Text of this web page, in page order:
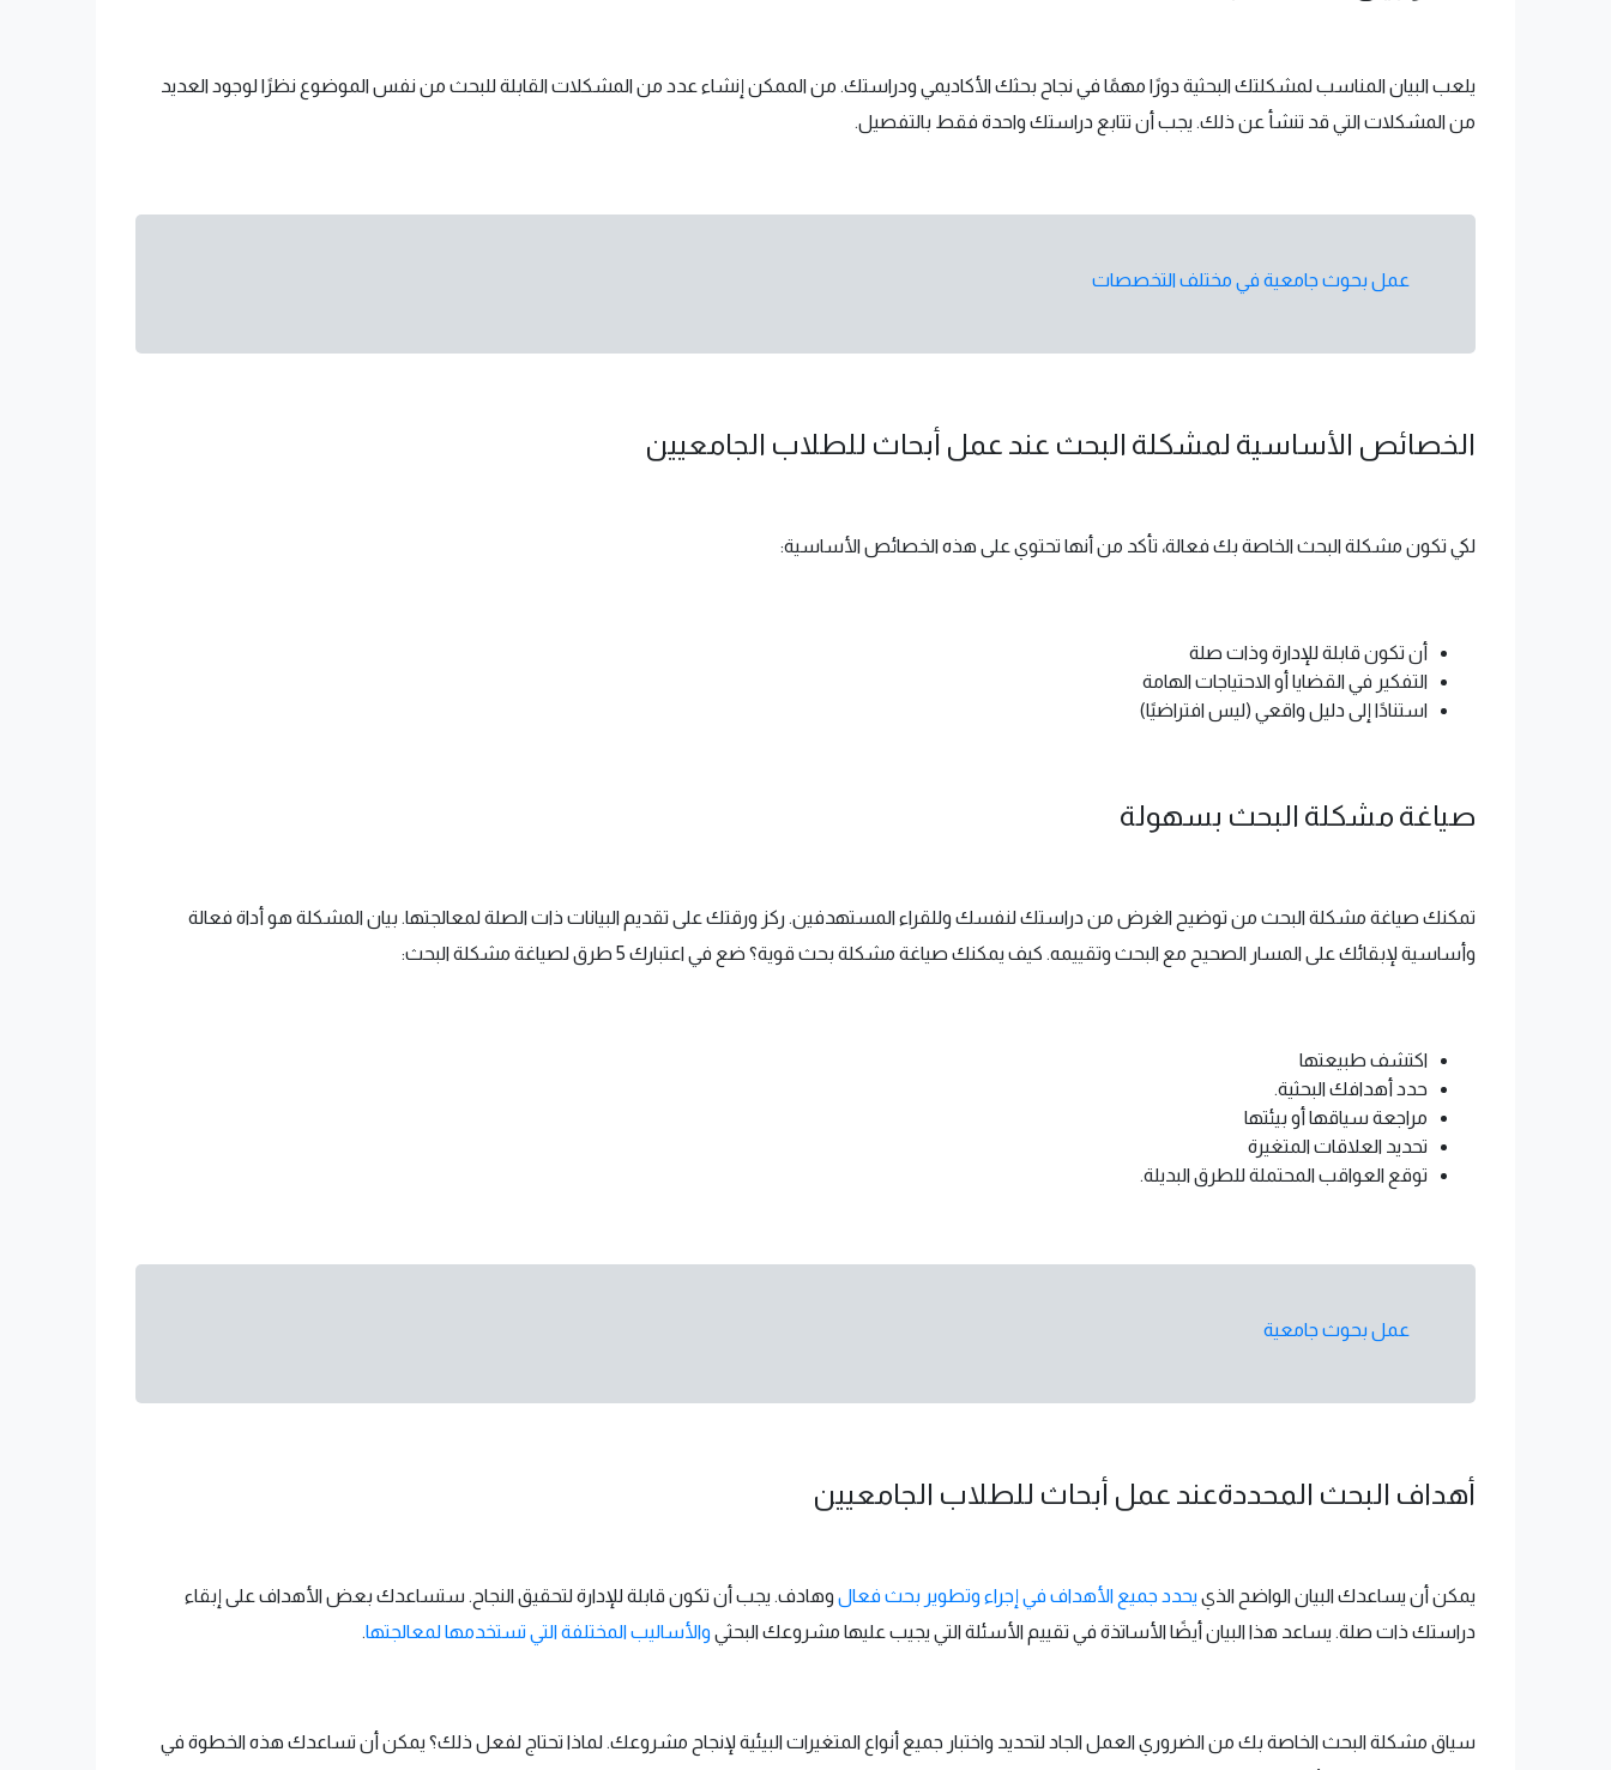
يلعب البيان المناسب لمشكلتك البحثية دورًا مهمًا في نجاح بحثك الأكاديمي ودراستك. من الممكن إنشاء عدد من المشكلات القابلة للبحث من نفس الموضوع نظرًا لوجود العديد
من المشكلات التي قد تنشأ عن ذلك. يجب أن تتابع دراستك واحدة فقط بالتفصيل.
عمل بحوث جامعية في مختلف التخصصات
الخصائص الأساسية لمشكلة البحث عند عمل أبحاث للطلاب الجامعيين
لكي تكون مشكلة البحث الخاصة بك فعالة، تأكد من أنها تحتوي على هذه الخصائص الأساسية:
أن تكون قابلة للإدارة وذات صلة
التفكير في القضايا أو الاحتياجات الهامة
استنادًا إلى دليل واقعي (ليس افتراضيًا)
صياغة مشكلة البحث بسهولة
تمكنك صياغة مشكلة البحث من توضيح الغرض من دراستك لنفسك وللقراء المستهدفين. ركز ورقتك على تقديم البيانات ذات الصلة لمعالجتها. بيان المشكلة هو أداة فعالة
وأساسية لإبقائك على المسار الصحيح مع البحث وتقييمه. كيف يمكنك صياغة مشكلة بحث قوية؟ ضع في اعتبارك 5 طرق لصياغة مشكلة البحث:
اكتشف طبيعتها
حدد أهدافك البحثية.
مراجعة سياقها أو بيئتها
تحديد العلاقات المتغيرة
توقع العواقب المحتملة للطرق البديلة.
عمل بحوث جامعية
أهداف البحث المحددةعند عمل أبحاث للطلاب الجامعيين
يمكن أن يساعدك البيان الواضح الذي يحدد جميع الأهداف في إجراء وتطوير بحث فعال وهادف. يجب أن تكون قابلة للإدارة لتحقيق النجاح. ستساعدك بعض الأهداف على إبقاء
دراستك ذات صلة. يساعد هذا البيان أيضًا الأساتذة في تقييم الأسئلة التي يجيب عليها مشروعك البحثي والأساليب المختلفة التي تستخدمها لمعالجتها.
سياق مشكلة البحث الخاصة بك من الضروري العمل الجاد لتحديد واختبار جميع أنواع المتغيرات البيئية لإنجاح مشروعك. لماذا تحتاج لفعل ذلك؟ يمكن أن تساعدك هذه الخطوة في